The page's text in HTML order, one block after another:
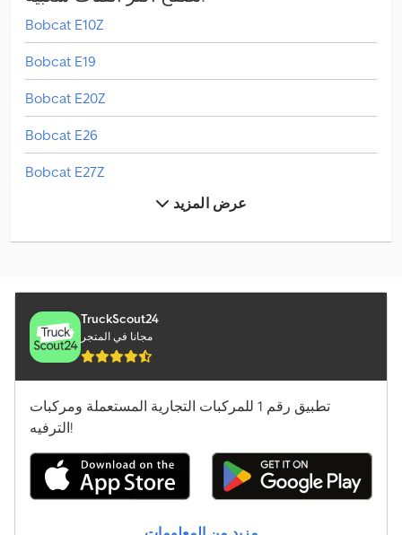
Bobcat E10Z
Bobcat E19
Bobcat E20Z
Bobcat E26
Bobcat E27Z
Bobcat E50
Bobcat S450
Bobcat T40.180Slp
Jcb 220X Lc
Jcb 406
Jcb 407
عرض المزيد
TruckScout24
مجانا في المتجر
تطبيق رقم 1 للمركبات التجارية المستعملة ومركبات
الترفيه!